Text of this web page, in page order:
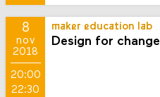
8
nov
2018
20:00
22:30
maker education lab
Design for change